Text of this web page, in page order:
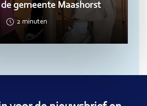
de gemeente Maashorst
2 minuten